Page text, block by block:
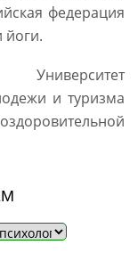
федерация
йоги.
Университет
и туризма